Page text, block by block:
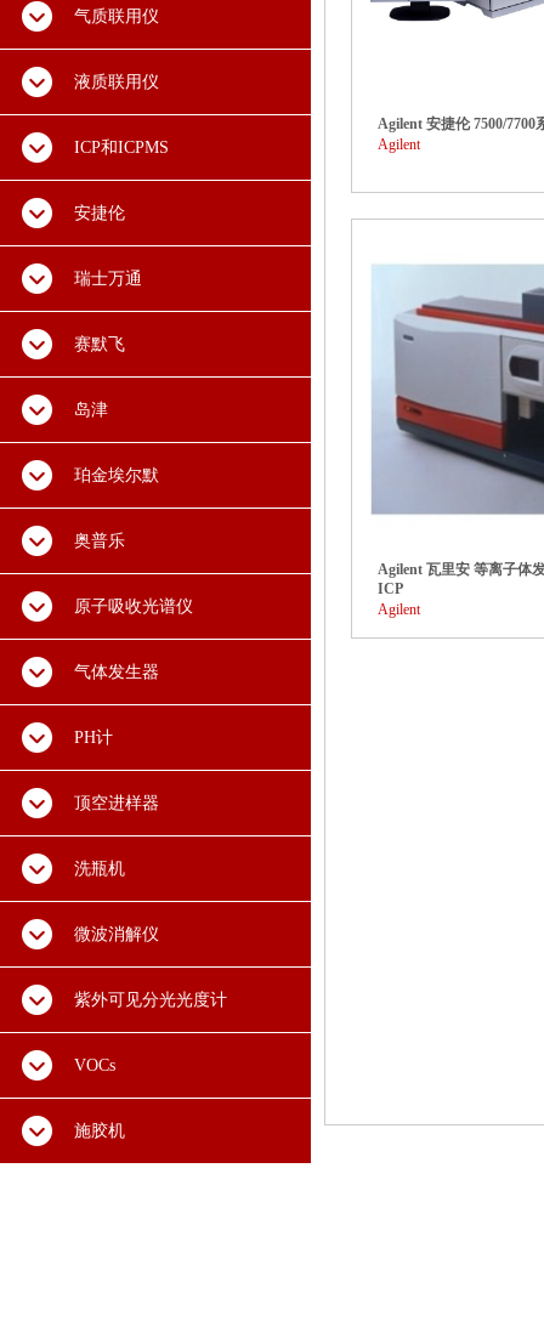
气质联用仪
液质联用仪
ICP和ICPMS
安捷伦
瑞士万通
赛默飞
岛津
珀金埃尔默
奥普乐
原子吸收光谱仪
气体发生器
PH计
顶空进样器
洗瓶机
微波消解仪
紫外可见分光光度计
VOCs
施胶机
Agilent 安捷伦 7500/7700
Agilent
Agilent 瓦里安 等离子体
ICP
Agilent